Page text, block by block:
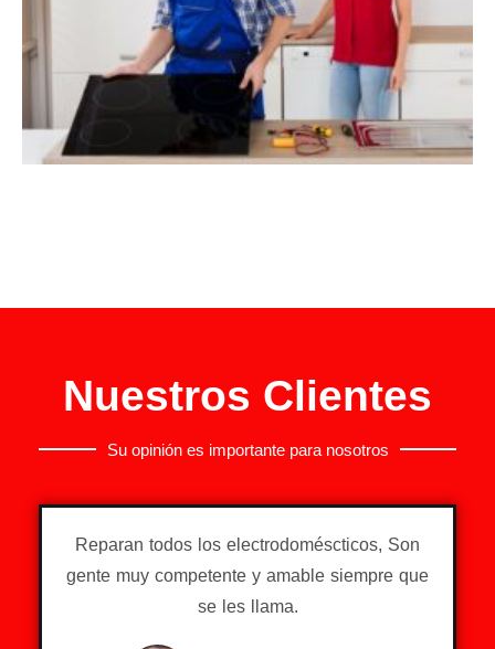
Nuestros Clientes
Su opinión es importante para nosotros
Reparan todos los electrodoméscticos, Son
gente muy competente y amable siempre que
se les llama.